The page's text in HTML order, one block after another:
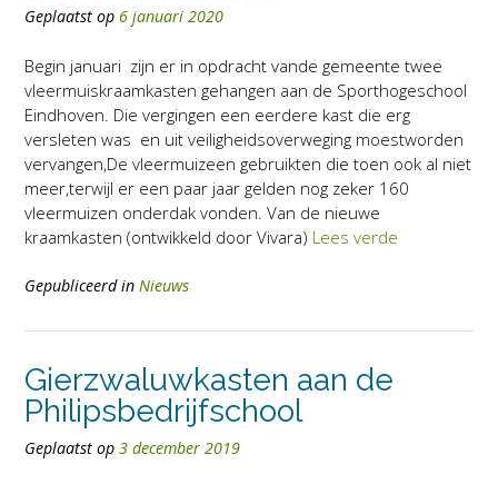
Geplaatst op 6 januari 2020
Begin januari zijn er in opdracht vande gemeente twee
vleermuiskraamkasten gehangen aan de Sporthogeschool
Eindhoven. Die vergingen een eerdere kast die erg
versleten was en uit veiligheidsoverweging moestworden
vervangen,De vleermuizeen gebruikten die toen ook al niet
meer,terwijl er een paar jaar gelden nog zeker 160
vleermuizen onderdak vonden. Van de nieuwe
kraamkasten (ontwikkeld door Vivara) Lees verde
Gepubliceerd in Nieuws
Gierzwaluwkasten aan de
Philipsbedrijfschool
Geplaatst op 3 december 2019